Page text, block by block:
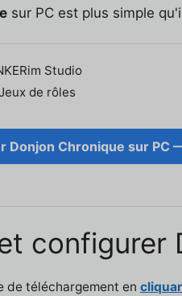
sur PC est plus simple
Studio
de rôles
Donjon Chronique sur PC
configurer
de téléchargement en